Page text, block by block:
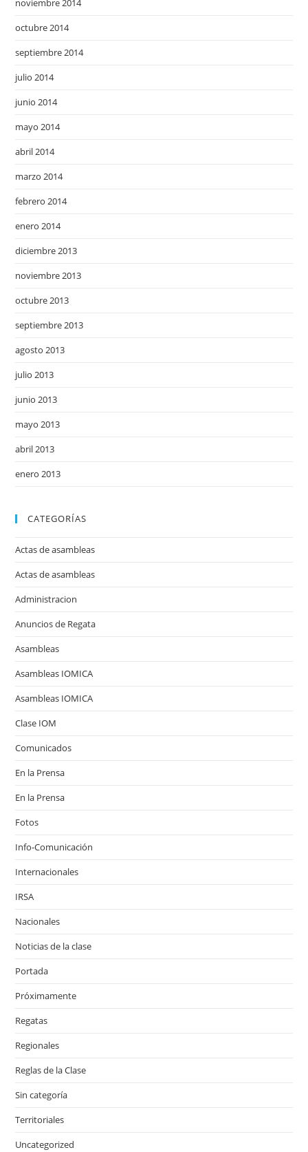
noviembre 2014
octubre 2014
septiembre 2014
julio 2014
junio 2014
mayo 2014
abril 2014
marzo 2014
febrero 2014
enero 2014
diciembre 2013
noviembre 2013
octubre 2013
septiembre 2013
agosto 2013
julio 2013
junio 2013
mayo 2013
abril 2013
enero 2013
CATEGORÍAS
Actas de asambleas
Actas de asambleas
Administracion
Anuncios de Regata
Asambleas
Asambleas IOMICA
Asambleas IOMICA
Clase IOM
Comunicados
En la Prensa
En la Prensa
Fotos
Info-Comunicación
Internacionales
IRSA
Nacionales
Noticias de la clase
Portada
Próximamente
Regatas
Regionales
Reglas de la Clase
Sin categoría
Territoriales
Uncategorized